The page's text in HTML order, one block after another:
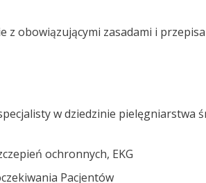
z obowiązującymi zasadami i
w dziedzinie pielęgniarstwa
ochronnych, EKG
Pacjentów